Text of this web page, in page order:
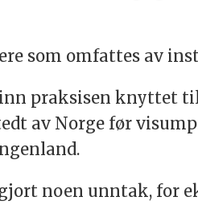
som omfattes av
praksisen knyttet
av Norge før
noen unntak, for